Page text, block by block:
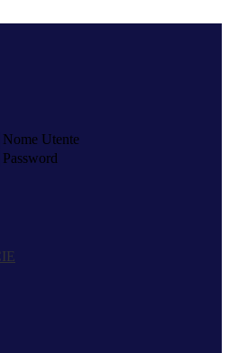
Nome Utente
Password